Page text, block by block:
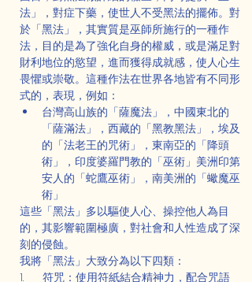
法」，對症下藥，使世人不受黑法的擺佈。對
於「黑法」，其實質是巫師所施行的一種作
法，目的是為了強化自身的權威，或是滿足對
財利地位的慾望，進而獲得成就感，使人心生
畏懼或崇敬。這種作法在世界各地皆有不同形
式的，表現，例如：
台灣高山族的「薩魔法」，中國東北的
「薩滿法」，西藏的「黑教黑法」，埃及
的「法老王的咒術」，東南亞的「降頭
術」，印度婆羅門教的「巫術」美洲印第
安人的「蛇鷹巫術」，南美洲的「蠍魔巫
術」
這些「黑法」多以驅使人心、操控他人為目
的，其影響範圍極廣，對社會和人性造成了深
刻的侵蝕。
我將「黑法」大致分為以下四類：
1.      符咒：使用符紙結合精神力，配合咒語